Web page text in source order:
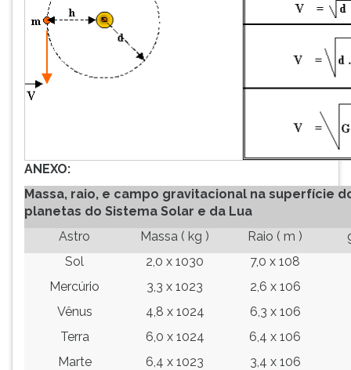
ANEXO:
Massa, raio, e campo gravitacional na superfície
planetas do Sistema Solar e da Lua
Astro
Massa ( kg ) Raio ( m )
Sol
2,0 x 1030
7,0 x 108
Mercúrio
3,3 x 1023
2,6 x 106
Vênus
4,8 x 1024
6,3 x 106
Terra
6,0 x 1024
6,4 x 106
Marte
6,4 x 1023
3,4 x 106